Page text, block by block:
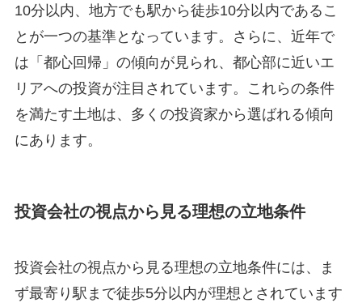
10分以内、地方でも駅から徒歩10分以内であるこ
とが一つの基準となっています。さらに、近年で
は「都心回帰」の傾向が見られ、都心部に近いエ
リアへの投資が注目されています。これらの条件
を満たす土地は、多くの投資家から選ばれる傾向
にあります。
投資会社の視点から見る理想の立地条件
投資会社の視点から見る理想の立地条件には、ま
ず最寄り駅まで徒歩5分以内が理想とされています